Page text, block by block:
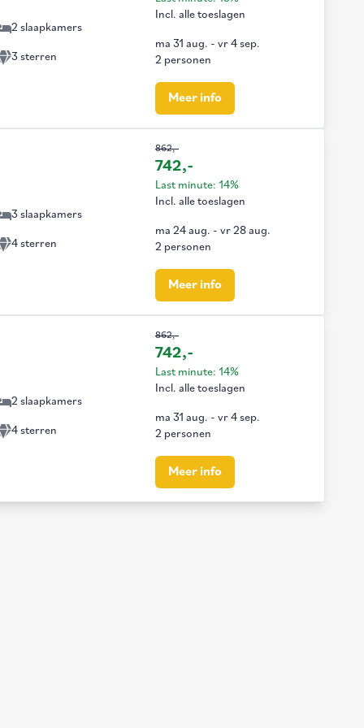
2 slaapkamers
3 sterren
Incl. alle toeslagen
ma 31 aug. - vr 4 sep.
2 personen
Meer info
3 slaapkamers
4 sterren
862,-
742,-
Last minute: 14%
Incl. alle toeslagen
ma 24 aug. - vr 28 aug.
2 personen
Meer info
2 slaapkamers
4 sterren
862,-
742,-
Last minute: 14%
Incl. alle toeslagen
ma 31 aug. - vr 4 sep.
2 personen
Meer info